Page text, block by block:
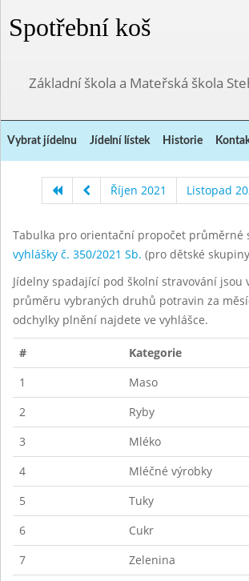
Spotřební koš
Základní škola a Mateřská škola
Vybrat jídelnu Jídelní lístek Historie
Říjen 2021 Listopad
Tabulka pro orientační propočet
vyhlášky č. 350/2021 Sb. (pro dětské
Jídelny spadající pod školní stravování
průměru vybraných druhů potravin za
odchylky plnění najdete ve vyhlášce.
#
Kategorie
1
Maso
2
Ryby
3
Mléko
4
Mléčné výrobky
5
Tuky
6
Cukr
7
Zelenina